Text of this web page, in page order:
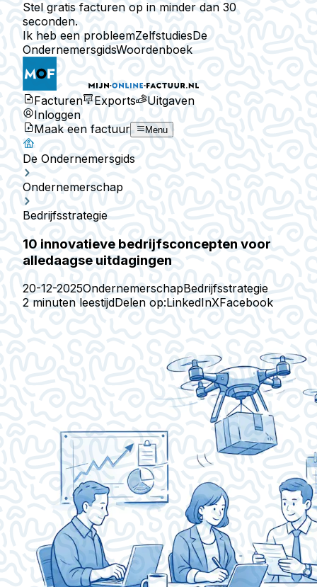
Stel gratis facturen op in minder dan 30
seconden.
Ik heb een probleemZelfstudiesDe
OndernemersgidsWoordenboek
Facturen Exports
Uitgaven
Inloggen
Maak een factuur
Menu
De Ondernemersgids
Ondernemerschap
Bedrijfsstrategie
10 innovatieve bedrijfsconcepten voor
alledaagse uitdagingen
20-12-2025OndernemerschapBedrijfsstrategie
2 minuten leestijdDelen op:LinkedInXFacebook